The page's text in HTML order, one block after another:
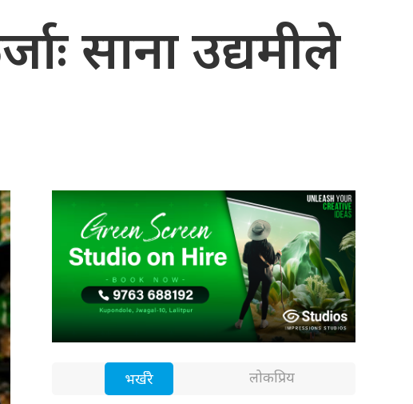
साना उद्यमीले
भर्खरै लोकप्रिय